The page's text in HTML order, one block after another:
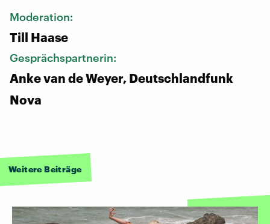
Moderation:
Till Haase
Gesprächspartnerin:
Anke van de Weyer, Deutschlandfunk
Nova
Weitere Beiträge